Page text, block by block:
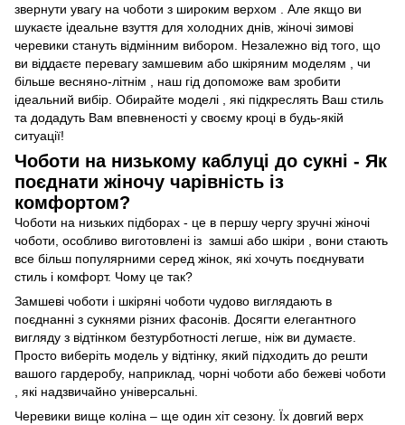
звернути увагу на чоботи з широким верхом . Але якщо ви
шукаєте ідеальне взуття для холодних днів, жіночі зимові
черевики стануть відмінним вибором. Незалежно від того, що
ви віддаєте перевагу замшевим або шкіряним моделям , чи
більше весняно-літнім , наш гід допоможе вам зробити
ідеальний вибір. Обирайте моделі , які підкреслять Ваш стиль
та додадуть Вам впевненості у своєму кроці в будь-якій
ситуації!
Чоботи на низькому каблуці до сукні - Як
поєднати жіночу чарівність із
комфортом?
Чоботи на низьких підборах - це в першу чергу зручні жіночі
чоботи, особливо виготовлені із замші або шкіри , вони стають
все більш популярними серед жінок, які хочуть поєднувати
стиль і комфорт. Чому це так?
Замшеві чоботи і шкіряні чоботи чудово виглядають в
поєднанні з сукнями різних фасонів. Досягти елегантного
вигляду з відтінком безтурботності легше, ніж ви думаєте.
Просто виберіть модель у відтінку, який підходить до решти
вашого гардеробу, наприклад, чорні чоботи або бежеві чоботи
, які надзвичайно універсальні.
Черевики вище коліна – ще один хіт сезону. Їх довгий верх